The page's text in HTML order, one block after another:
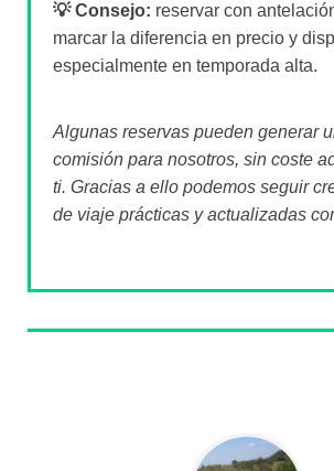
💡 Consejo: reservar con
marcar la diferencia en precio y
especialmente en temporada alta.
Algunas reservas pueden generar
comisión para nosotros, sin coste
ti. Gracias a ello podemos seguir
de viaje prácticas y actualizadas